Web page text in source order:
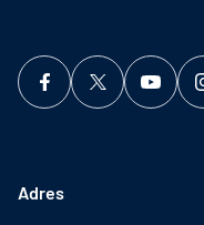
Adres